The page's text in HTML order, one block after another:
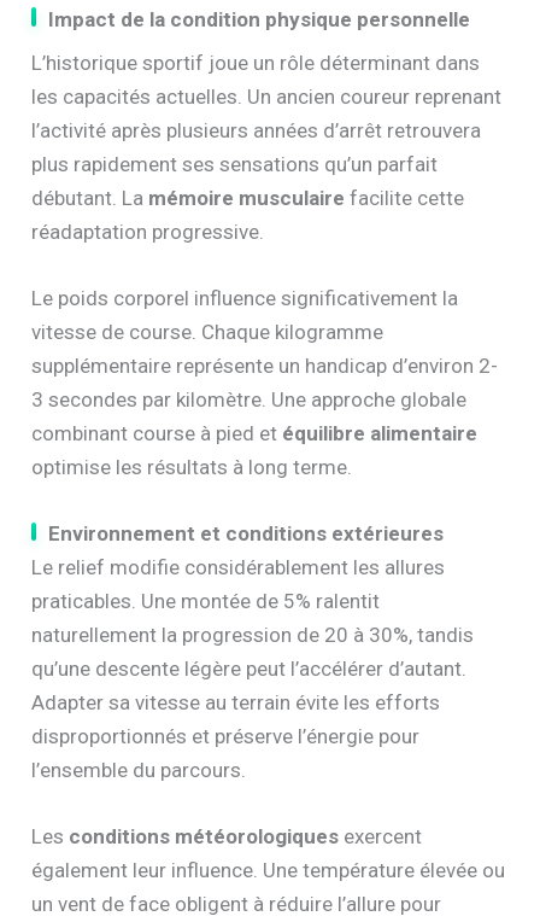
Impact de la condition physique personnelle
L’historique sportif joue un rôle déterminant dans
les capacités actuelles. Un ancien coureur reprenant
l’activité après plusieurs années d’arrêt retrouvera
plus rapidement ses sensations qu’un parfait
débutant. La mémoire musculaire facilite cette
réadaptation progressive.
Le poids corporel influence significativement la
vitesse de course. Chaque kilogramme
supplémentaire représente un handicap d’environ 2-
3 secondes par kilomètre. Une approche globale
combinant course à pied et équilibre alimentaire
optimise les résultats à long terme.
Environnement et conditions extérieures
Le relief modifie considérablement les allures
praticables. Une montée de 5% ralentit
naturellement la progression de 20 à 30%, tandis
qu’une descente légère peut l’accélérer d’autant.
Adapter sa vitesse au terrain évite les efforts
disproportionnés et préserve l’énergie pour
l’ensemble du parcours.
Les conditions météorologiques exercent
également leur influence. Une température élevée ou
un vent de face obligent à réduire l’allure pour